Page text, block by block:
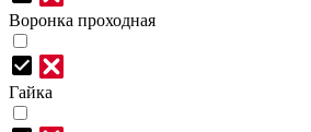
Воронка проходная
Гайка